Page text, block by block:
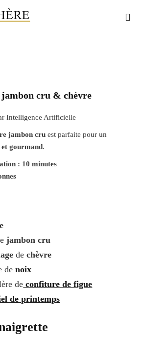
jambon cru & chèvre
Intelligence Artificielle
jambon cru est parfaite pour un
et gourmand.
: 10 minutes
jambon cru
dechèvre
de noix
de confiture de figue
de printemps